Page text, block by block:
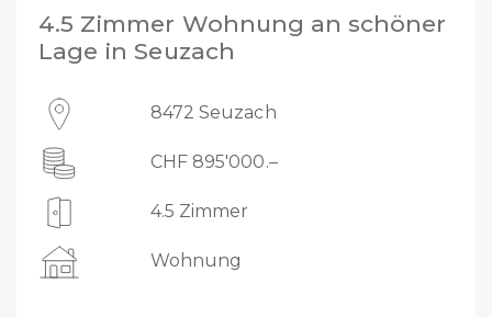
4.5 Zimmer Wohnung an schöner
Lage in Seuzach
8472 Seuzach
CHF 895'000.–
4.5 Zimmer
Wohnung